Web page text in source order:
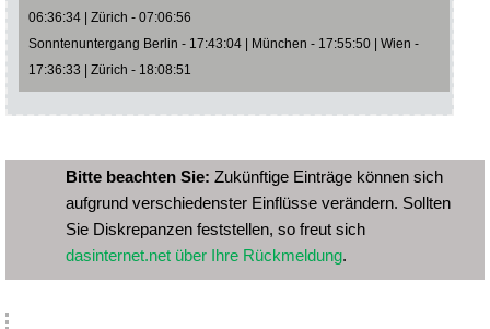
06:36:34 | Zürich - 07:06:56
Sonntenuntergang Berlin - 17:43:04 | München - 17:55:50 | Wien -
17:36:33 | Zürich - 18:08:51
Bitte beachten Sie: Zukünftige Einträge können sich
aufgrund verschiedenster Einflüsse verändern. Sollten
Sie Diskrepanzen feststellen, so freut sich
dasinternet.net über Ihre Rückmeldung.